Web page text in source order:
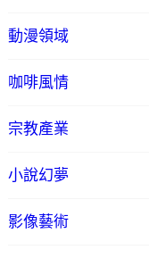
動漫領域
咖啡風情
宗教產業
小說幻夢
影像藝術